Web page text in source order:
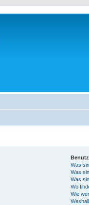
Was
Was
Was
Wo
Wie